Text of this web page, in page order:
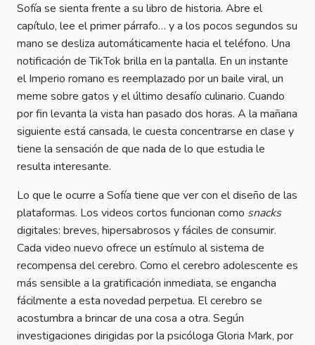
Sofía se sienta frente a su libro de historia. Abre el
capítulo, lee el primer párrafo… y a los pocos segundos su
mano se desliza automáticamente hacia el teléfono. Una
notificación de TikTok brilla en la pantalla. En un instante
el Imperio romano es reemplazado por un baile viral, un
meme sobre gatos y el último desafío culinario. Cuando
por fin levanta la vista han pasado dos horas. A la mañana
siguiente está cansada, le cuesta concentrarse en clase y
tiene la sensación de que nada de lo que estudia le
resulta interesante.
Lo que le ocurre a Sofía tiene que ver con el diseño de las
plataformas. Los videos cortos funcionan como snacks
digitales: breves, hipersabrosos y fáciles de consumir.
Cada video nuevo ofrece un estímulo al sistema de
recompensa del cerebro. Como el cerebro adolescente es
más sensible a la gratificación inmediata, se engancha
fácilmente a esta novedad perpetua. El cerebro se
acostumbra a brincar de una cosa a otra. Según
investigaciones dirigidas por la psicóloga Gloria Mark, por